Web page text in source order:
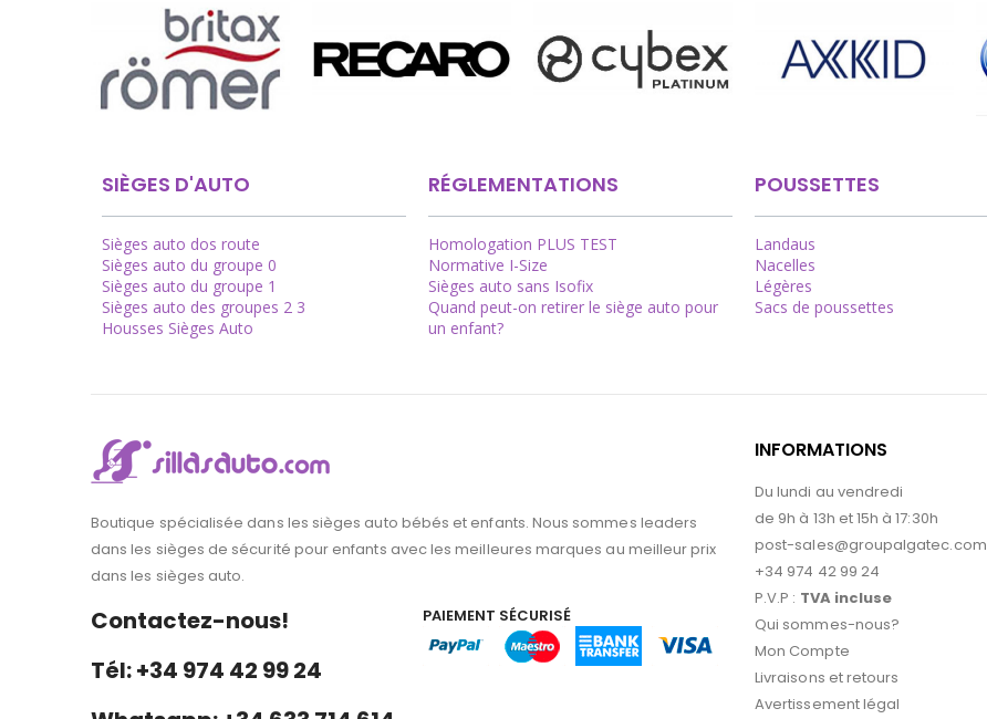
SIÈGES D'AUTO
Sièges auto dos route
Sièges auto du groupe 0
Sièges auto du groupe 1
Sièges auto des groupes 2 3
Housses Sièges Auto
RÉGLEMENTATIONS
Homologation PLUS TEST
Normative I-Size
Sièges auto sans Isofix
Quand peut-on retirer le siège auto pour
un enfant?
POUSSETTES
Landaus
Nacelles
Légères
Sacs de poussettes
Boutique spécialisée dans les sièges auto bébés et enfants. Nous sommes leaders
dans les sièges de sécurité pour enfants avec les meilleures marques au meilleur prix
dans les sièges auto.
Contactez-nous!
Tél: +34 974 42 99 24
PAIEMENT SÉCURISÉ
INFORMATIONS
Du lundi au vendredi
de 9h à 13h et 15h à 17:30h
post-sales@groupalgatec.com
+34 974 42 99 24
P.V.P : TVA incluse
Qui sommes-nous?
Mon Compte
Livraisons et retours
Avertissement légal